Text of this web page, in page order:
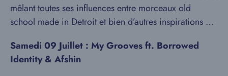
mêlant toutes ses influences entre morceaux old
school made in Detroit et bien d’autres inspirations …
Samedi 09 Juillet : My Grooves ft. Borrowed
Identity & Afshin